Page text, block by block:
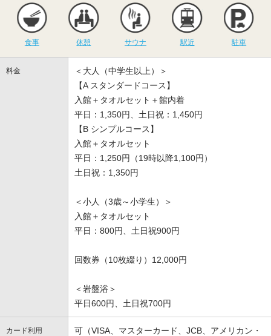
食事 休憩
サウナ
サウナ 駅近 駐車
料金
＜大人（中学生以上）＞
【A スタンダードコース】
入館＋タオルセット＋館内着
平日：1,350円、土日祝：1,450円
【B シンプルコース】
入館＋タオルセット
平日：1,250円（19時以降1,100円）
土日祝：1,350円
＜小人（3歳～小学生）＞
入館＋タオルセット
平日：800円、土日祝900円
回数券（10枚綴り）12,000円
＜岩盤浴＞
平日600円、土日祝700円
カード利用
可（VISA、マスターカード、JCB、アメリカン・